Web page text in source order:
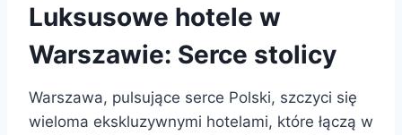
Luksusowe hotele w
Warszawie: Serce stolicy
Warszawa, pulsujące serce Polski, szczyci się
wieloma ekskluzywnymi hotelami, które łączą w